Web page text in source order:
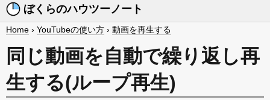
ぼくらのハウツーノート
Home › YouTubeの使い方 › 動画を再生する
同じ動画を自動で繰り返し再
生する(ループ再生)